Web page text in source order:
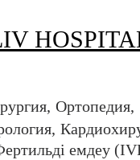
Ортопедия
емдеу